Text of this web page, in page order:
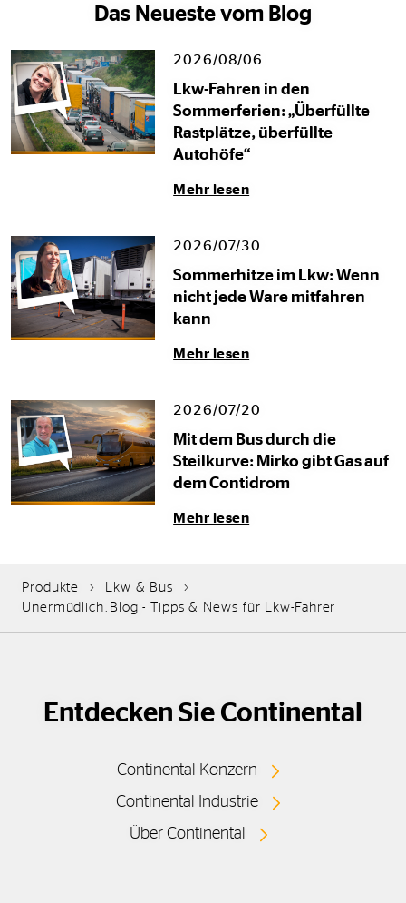
Das Neueste vom Blog
2026/08/06
Lkw-Fahren in den
Sommerferien: „Überfüllte
Rastplätze, überfüllte
Autohöfe“
Mehr lesen
2026/07/30
Sommerhitze im Lkw: Wenn
nicht jede Ware mitfahren
kann
Mehr lesen
2026/07/20
Mit dem Bus durch die
Steilkurve: Mirko gibt Gas auf
dem Contidrom
Mehr lesen
Produkte
Lkw & Bus
Unermüdlich.Blog - Tipps & News für Lkw-Fahrer
Entdecken Sie Continental
Continental Konzern
Continental Industrie
Über Continental